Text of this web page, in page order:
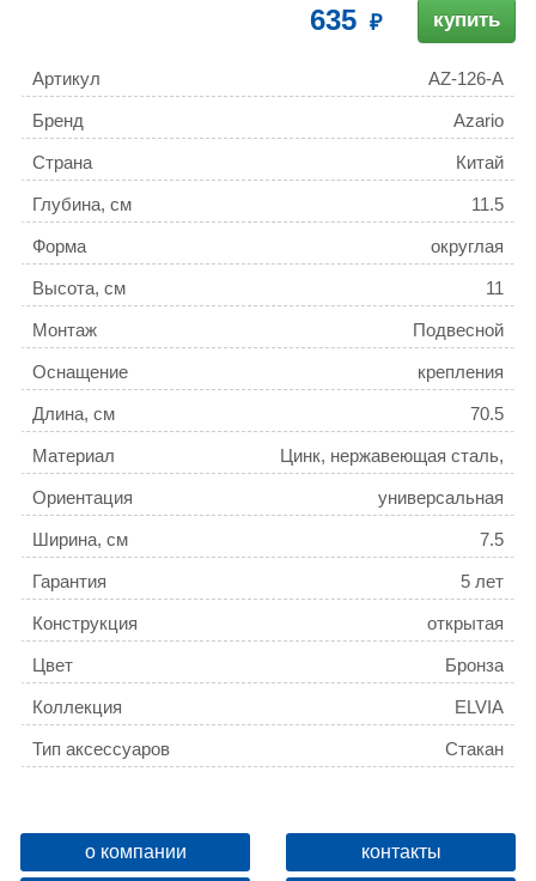
635 купить
Артикул AZ-126-A
Бренд Azario
Страна Китай
Глубина, см 11.5
Форма округлая
Высота, см 11
Монтаж Подвесной
Оснащение крепления
Длина, см 70.5
Материал
Цинк, нержавеющая сталь,
керамика
Ориентация
универсальная
Ширина, см 7.5
Гарантия 5 лет
Конструкция открытая
Цвет Бронза
Коллекция ELVIA
Тип аксессуаров Стакан
Название товара
Стакан керамический Azario
ELVIA настольный, бронза
ID 136671
о компании контакты